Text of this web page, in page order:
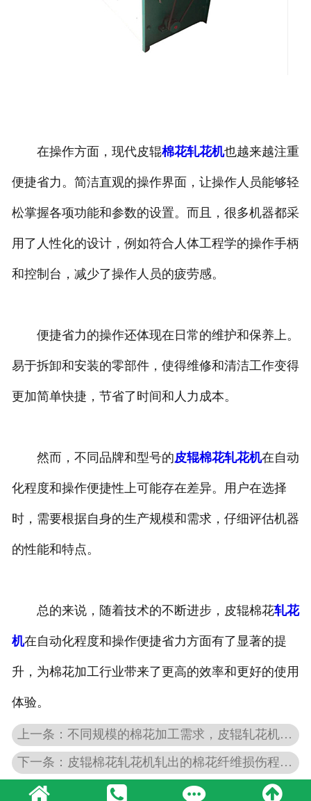
在操作方面，现代皮辊棉花轧花机也越来越注重
便捷省力。简洁直观的操作界面，让操作人员能够轻
松掌握各项功能和参数的设置。而且，很多机器都采
用了人性化的设计，例如符合人体工程学的操作手柄
和控制台，减少了操作人员的疲劳感。
便捷省力的操作还体现在日常的维护和保养上。
易于拆卸和安装的零部件，使得维修和清洁工作变得
更加简单快捷，节省了时间和人力成本。
然而，不同品牌和型号的皮辊棉花轧花机在自动
化程度和操作便捷性上可能存在差异。用户在选择
时，需要根据自身的生产规模和需求，仔细评估机器
的性能和特点。
总的来说，随着技术的不断进步，皮辊棉花轧花
机在自动化程度和操作便捷省力方面有了显著的提
升，为棉花加工行业带来了更高的效率和更好的使用
体验。
上一条：不同规模的棉花加工需求，皮辊轧花机都能满足吗？
下一条：皮辊棉花轧花机轧出的棉花纤维损伤程度怎样？